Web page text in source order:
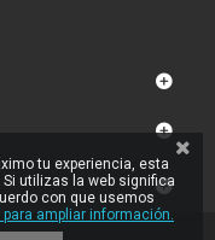
tu experiencia, esta
utilizas la web significa
con que usemos
para ampliar información.